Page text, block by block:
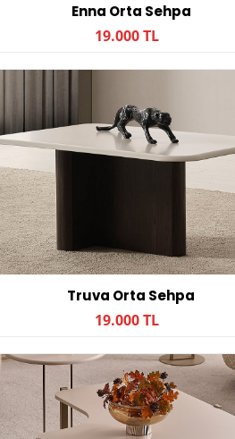
Enna Orta Sehpa
19.000 TL
Truva Orta Sehpa
19.000 TL